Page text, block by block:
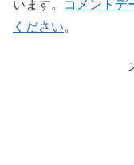
います。
コメントデ
ください。